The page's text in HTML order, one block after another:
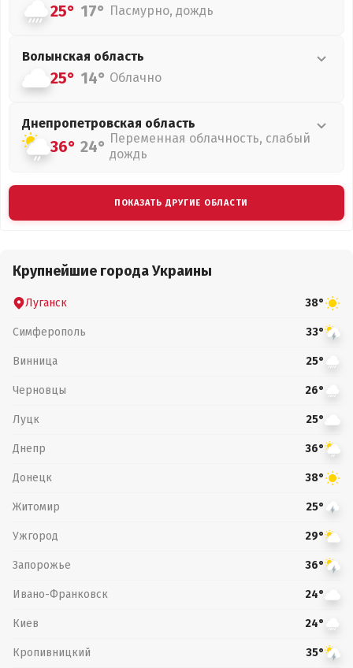
25° 17° Пасмурно, дождь
Волынская область
25° 14° Облачно
Днепропетровская область
36° 24° Переменная облачность, слабый
дождь
ПОКАЗАТЬ ДРУГИЕ ОБЛАСТИ
Крупнейшие города Украины
Луганск 38°
Симферополь 33°
Винница 25°
Черновцы 26°
Луцк 25°
Днепр 36°
Донецк 38°
Житомир 25°
Ужгород 29°
Запорожье 36°
Ивано-Франковск 24°
Киев 24°
Кропивницкий 35°